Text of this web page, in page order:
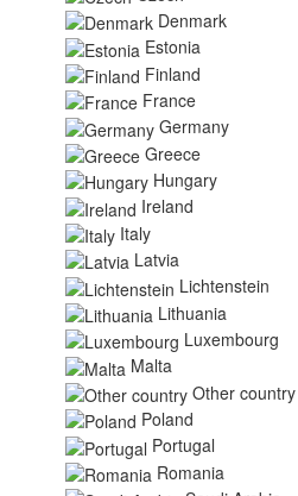
Denmark
Estonia
Finland
France
Germany
Greece
Hungary
Ireland
Italy
Latvia
Lichtenstein
Lithuania
Luxembourg
Malta
Other country
Poland
Portugal
Romania